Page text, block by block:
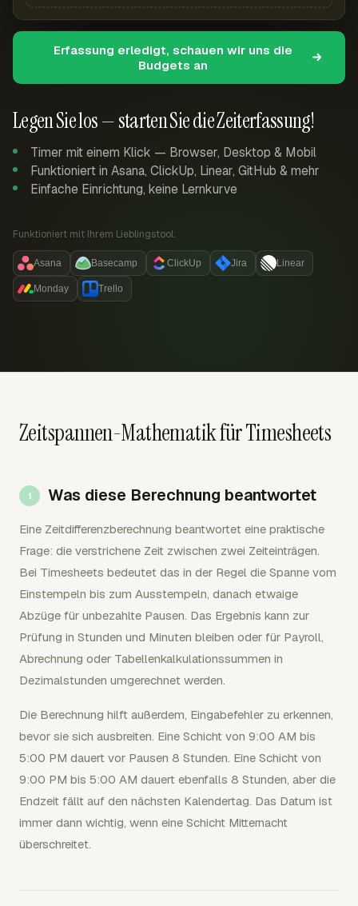
Legen Sie los — starten Sie die Zeiterfassung!
Timer mit einem Klick — Browser, Desktop & Mobil
Funktioniert in Asana, ClickUp, Linear, GitHub & mehr
Einfache Einrichtung, keine Lernkurve
Funktioniert mit Ihrem Lieblingstool:
Asana Basecamp ClickUp Jira Linear
Monday Trello
Erfassung erledigt, schauen wir uns die
Budgets an
Zeitspannen-Mathematik für Timesheets
Was diese Berechnung beantwortet
Eine Zeitdifferenzberechnung beantwortet eine praktische
Frage: die verstrichene Zeit zwischen zwei Zeiteinträgen.
Bei Timesheets bedeutet das in der Regel die Spanne vom
Einstempeln bis zum Ausstempeln, danach etwaige
Abzüge für unbezahlte Pausen. Das Ergebnis kann zur
Prüfung in Stunden und Minuten bleiben oder für Payroll,
Abrechnung oder Tabellenkalkulationssummen in
Dezimalstunden umgerechnet werden.
Die Berechnung hilft außerdem, Eingabefehler zu erkennen,
bevor sie sich ausbreiten. Eine Schicht von 9:00 AM bis
5:00 PM dauert vor Pausen 8 Stunden. Eine Schicht von
9:00 PM bis 5:00 AM dauert ebenfalls 8 Stunden, aber die
Endzeit fällt auf den nächsten Kalendertag. Das Datum ist
immer dann wichtig, wenn eine Schicht Mitternacht
überschreitet.